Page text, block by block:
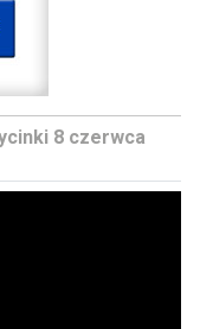
8 czerwca